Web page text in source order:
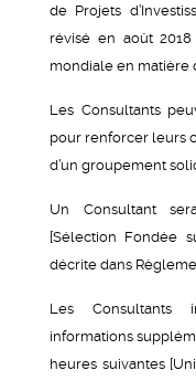
de Projets
révisé en août
mondiale en matière
Les Consultants
pour renforcer leurs
d’un groupement
Un Consultant
[Sélection Fondée
décrite dans
Les Consultants
informations
heures suivantes